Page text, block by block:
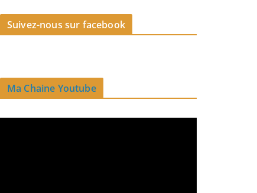
Suivez-nous sur facebook
Ma Chaine Youtube